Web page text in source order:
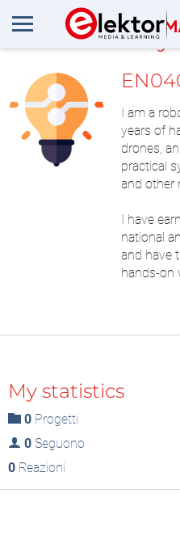
My
I am a
years of
drones,
practical
and other
I have
national
and have
hands-on
My statistics
0 Progetti
0 Seguono
0 Reazioni